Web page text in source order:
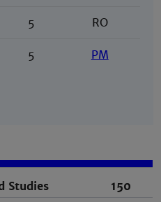
5 RO
5 PM
Studies 150